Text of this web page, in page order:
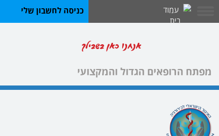
כניסה לחשבון שלי
אנחנו כאן בשבילך
מפתח הרופאים הגדול והמקצועי